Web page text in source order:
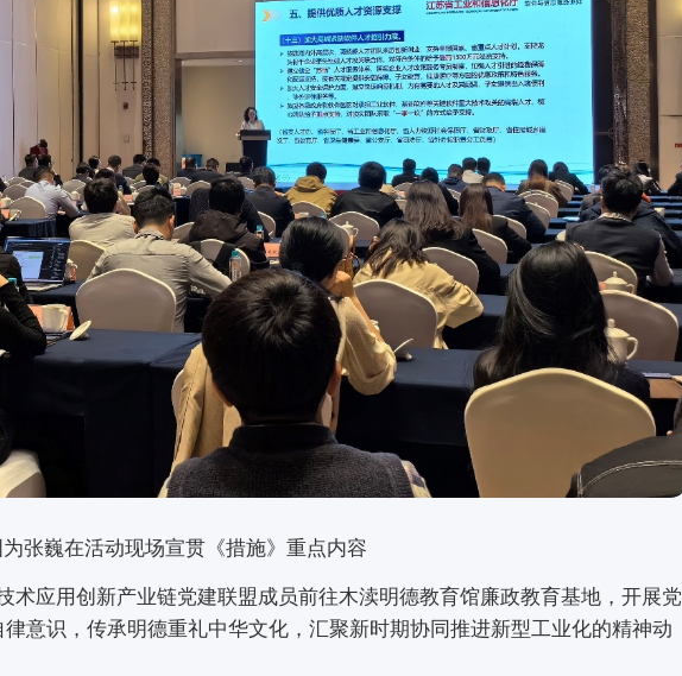
张巍在活动现场宣贯《措施》重点内容
用创新产业链党建联盟成员前往木渎明德教育馆廉政教育基地，开展党
意识，传承明德重礼中华文化，汇聚新时期协同推进新型工业化的精神动